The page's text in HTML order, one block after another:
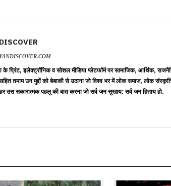
के प्रिंट, इलेक्ट्रॉनिक व सोशल मीडिया प्लेटफॉर्म पर सामाजिक, आर्थिक,
तमाम उन मुद्दों को बेबाकी से उठाना जो विश्व भर में लोक समाज, लोक
उस सकारात्मक पहलु की बात करना जो सर्व जन सुखाय: सर्व जन हिताय हो.